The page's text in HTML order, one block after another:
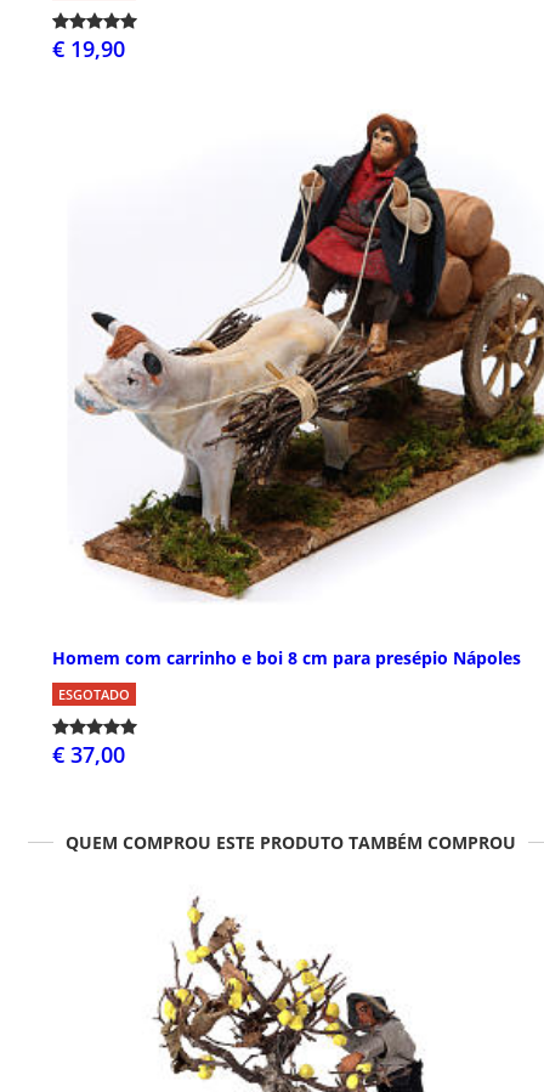
€ 19,90
Homem com carrinho e boi 8 cm para presépio Nápoles
ESGOTADO
€ 37,00
QUEM COMPROU ESTE PRODUTO TAMBÉM COMPROU